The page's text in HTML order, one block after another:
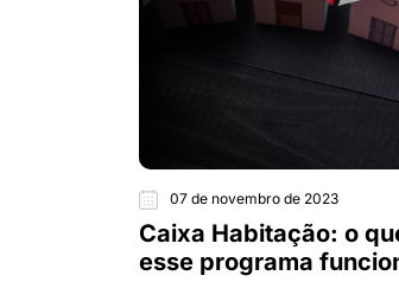
07 de novembro de 2023
Caixa Habitação: o
esse programa